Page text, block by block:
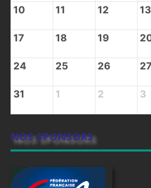
10 11 12 13
17 18 19
24 25 26 27
31 1 2 3
NOS SPONSORS